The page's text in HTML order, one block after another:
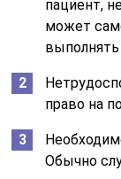
пациент,
может
право на
Обычно